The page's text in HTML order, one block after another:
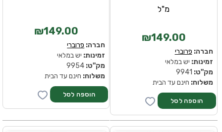
₪149.00
חברה: פרוברי
זמינות: יש במלאי
מק''ט:
משלוח: חינם עד הבית
מ"ל
₪149.00
חברה: פרוברי
זמינות: יש במלאי
מק''ט:
משלוח: חינם עד הבית